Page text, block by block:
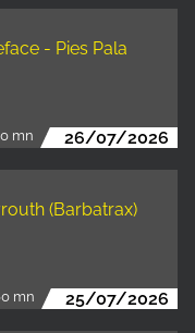
- Pies Pala
mn 26/07/2026
(Barbatrax)
mn 25/07/2026